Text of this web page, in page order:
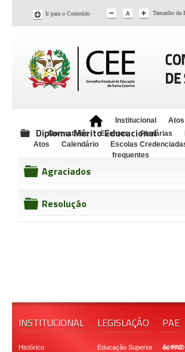
Ir para o Conteúdo Tamanho da
Institucional
Atos
Normativos
Eventos Plenárias
Atos
Calendário Escolas
frequentes
folder
Diploma Mérito Educacional
Agraciados
Resolução
INSTITUCIONAL LEGISLAÇÃO PAE
Histórico Educação Superior Acesso ao PAE